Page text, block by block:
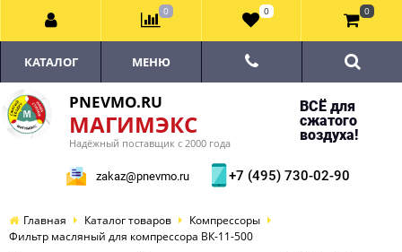
PNEVMO.RU
МАГИМЭКС
Надёжный поставщик с 2000 года
ВСЁ для
сжатого
воздуха!
zakaz@pnevmo.ru +7 (495) 730-02-90
КАТАЛОГ МЕНЮ
Главная Каталог товаров
Компрессоры
Фильтр масляный для компрессора ВК-11-500
0 0 0